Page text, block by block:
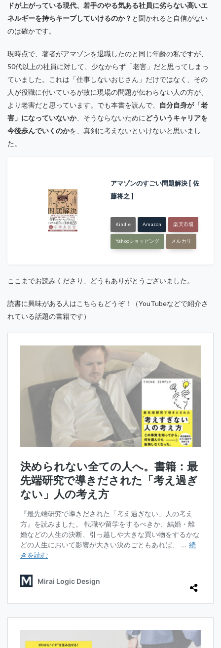
ドが上がっている現代、若手のやる気ある社員に劣らない高いエ
ネルギーを持ちキープしていけるのか？ と聞かれると自信がない
のは確かです。
現時点で、著者がアマゾンを退職したのと同じ年齢の私ですが、
50代以上の社員に対して、少なからず「老害」だと思ってしまっ
ていました。これは「仕事しないおじさん」だけではなく、その
人が役職に付いているが故に現場の問題が伝わらない人の方が、
より老害だと思っています。でも本書を読んで、
自分自身が「老
害」になっていないか、そうならないために どういうキャリアを
今後歩んでいくのかを、真剣に考えないといけないと思いまし
た。
アマゾンのすごい問題解決 [ 佐
藤将之 ]
Kindle Amazon 楽天市場
Yahooショッピング メルカリ
ここまでお読みくださり、どうもありがとうございました。
読書に興味がある人はこちらもどうぞ！（YouTubeなどで紹介さ
れている話題の書籍です）